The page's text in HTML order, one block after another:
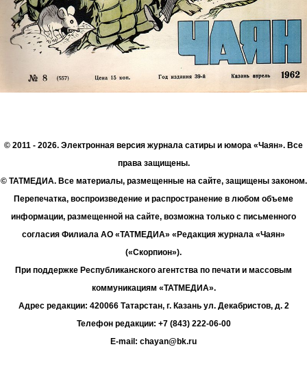
© 2011 - 2026. Электронная версия журнала сатиры и юмора «Чаян». Все
права защищены.
© ТАТМЕДИА. Все материалы, размещенные на сайте, защищены законом.
Перепечатка, воспроизведение и распространение в любом объеме
информации, размещенной на сайте, возможна только с письменного
согласия Филиала АО «ТАТМЕДИА» «Редакция журнала «Чаян»
(«Скорпион»).
При поддержке Республиканского агентства по печати и массовым
коммуникациям «ТАТМЕДИА».
Адрес редакции: 420066 Татарстан, г. Казань ул. Декабристов, д. 2
Телефон редакции: +7 (843) 222-06-00
E-mail: chayan@bk.ru